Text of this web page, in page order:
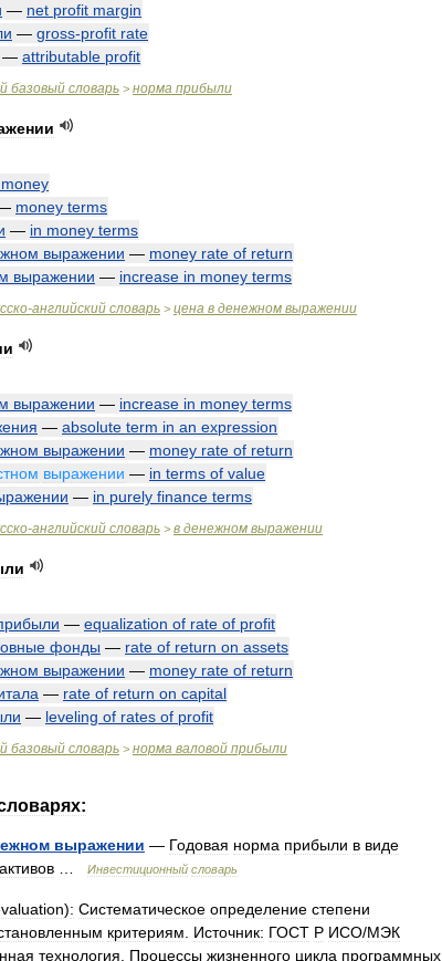
— net profit margin
— gross-profit rate
— attributable profit
базовый словарь > норма прибыли
money
money terms
— in money terms
выражении — money rate of return
выражении — increase in money terms
-английский словарь > цена в денежном выражении
выражении — increase in money terms
— absolute term in an expression
выражении — money rate of return
выражении — in terms of value
— in purely finance terms
-английский словарь > в денежном выражении
— equalization of rate of profit
фонды — rate of return on assets
выражении — money rate of return
— rate of return on capital
— leveling of rates of profit
базовый словарь > норма валовой прибыли
выражении — Годовая норма прибыли в виде
активов Инвестиционный словарь
): Систематическое определение степени
критериям Источник: ГОСТ Р ИСО/МЭК
технология Процессы жизненного цикла программных